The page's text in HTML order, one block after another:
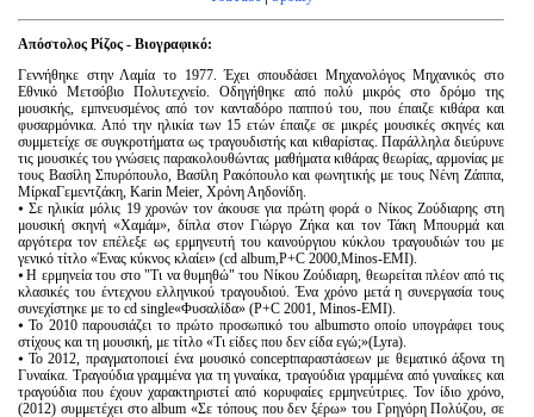
Απόστολος Ρίζος - Βιογραφικό:
Γεννήθηκε στην Λαμία το 1977. Έχει σπουδάσει Μηχανολόγος Μηχανικός στο
Εθνικό Μετσόβιο Πολυτεχνείο. Οδηγήθηκε από πολύ μικρός στο δρόμο της
μουσικής, εμπνευσμένος από τον κανταδόρο παππού του, που έπαιζε κιθάρα και
φυσαρμόνικα. Από την ηλικία των 15 ετών έπαιζε σε μικρές μουσικές σκηνές και
συμμετείχε σε συγκροτήματα ως τραγουδιστής και κιθαρίστας. Παράλληλα διεύρυνε
τις μουσικές του γνώσεις παρακολουθώντας μαθήματα κιθάρας θεωρίας, αρμονίας με
τους Βασίλη Σπυρόπουλο, Βασίλη Ρακόπουλο και φωνητικής με τους Νένη Ζάππα,
ΜίρκαΓεμεντζάκη, Κarin Meier, Χρόνη Αηδονίδη.
⦁ Σε ηλικία μόλις 19 χρονών τον άκουσε για πρώτη φορά ο Νίκος Ζούδιαρης στη
μουσική σκηνή «Χαμάμ», δίπλα στον Γιώργο Ζήκα και τον Τάκη Μπουρμά και
αργότερα τον επέλεξε ως ερμηνευτή του καινούργιου κύκλου τραγουδιών του με
γενικό τίτλο «Ένας κύκνος κλαίει» (cd album,P+C 2000,Minos-EΜΙ).
⦁ Η ερμηνεία του στο "Τι να θυμηθώ" του Νίκου Ζούδιαρη, θεωρείται πλέον από τις
κλασικές του έντεχνου ελληνικού τραγουδιού. Ένα χρόνο μετά η συνεργασία τους
συνεχίστηκε με το cd single«Φυσαλίδα» (P+C 2001, Minos-EMI).
⦁ Το 2010 παρουσιάζει το πρώτο προσωπικό του albumστο οποίο υπογράφει τους
στίχους και τη μουσική, με τίτλο «Τι είδες που δεν είδα εγώ;»(Lyra).
⦁ To 2012, πραγματοποιεί ένα μουσικό conceptπαραστάσεων με θεματικό άξονα τη
Γυναίκα. Τραγούδια γραμμένα για τη γυναίκα, τραγούδια γραμμένα από γυναίκες και
τραγούδια που έχουν χαρακτηριστεί από κορυφαίες ερμηνεύτριες. Τον ίδιο χρόνο,
(2012) συμμετέχει στο album «Σε τόπους που δεν ξέρω» του Γρηγόρη Πολύζου, σε